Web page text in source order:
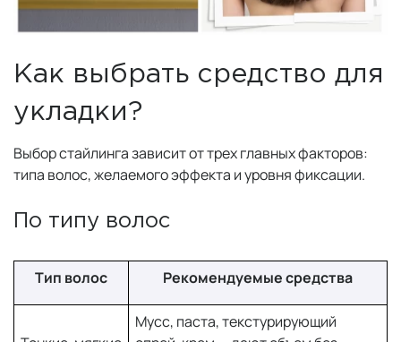
Как выбрать средство для
укладки?
Выбор стайлинга зависит от трех главных факторов:
типа волос, желаемого эффекта и уровня фиксации.
По типу волос
Тип волос Рекомендуемые средства
Мусс, паста, текстурирующий